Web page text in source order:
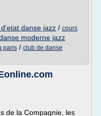
danse jazz / cours
moderne jazz
paris / club de danse
de la Compagnie, les